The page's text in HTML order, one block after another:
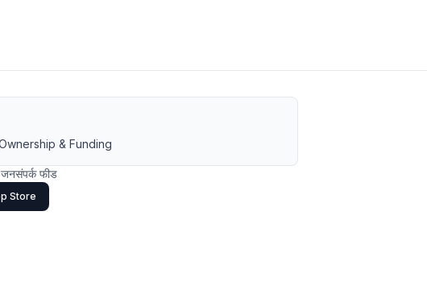
& Funding
फीड
Store